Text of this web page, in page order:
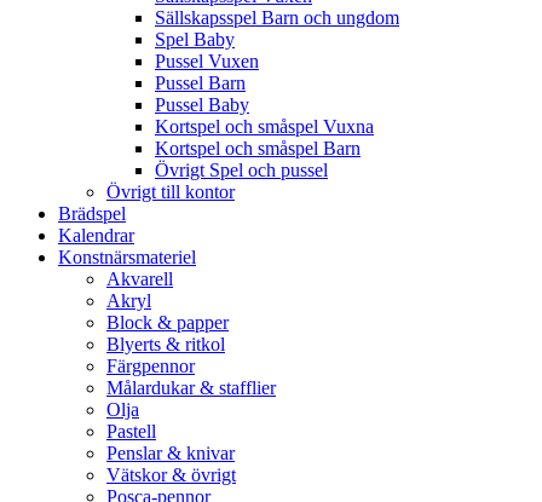
Sällskapsspel Barn och ungdom
Spel Baby
Pussel Vuxen
Pussel Barn
Pussel Baby
Kortspel och småspel Vuxna
Kortspel och småspel Barn
Övrigt Spel och pussel
Övrigt till kontor
Brädspel
Kalendrar
Konstnärsmateriel
Akvarell
Akryl
Block & papper
Blyerts & ritkol
Färgpennor
Målardukar & stafflier
Olja
Pastell
Penslar & knivar
Vätskor & övrigt
Posca-pennor